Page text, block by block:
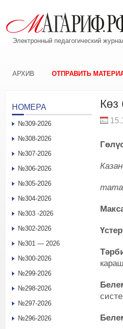
Электронный педагогический
АРХИВ ОТПРАВИТЬ
Көз
НОМЕРА
№309-2026
№308-2026
№307-2026
№306-2026
№305-2026
№304-2026
№303 -2026
№302-2026
№301 — 2026
№300-2026
№299-2026
№298-2026
№297-2026
№296-2026